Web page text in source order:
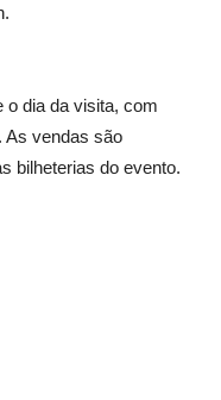
o dia da visita, com
As vendas são
bilheterias do evento.